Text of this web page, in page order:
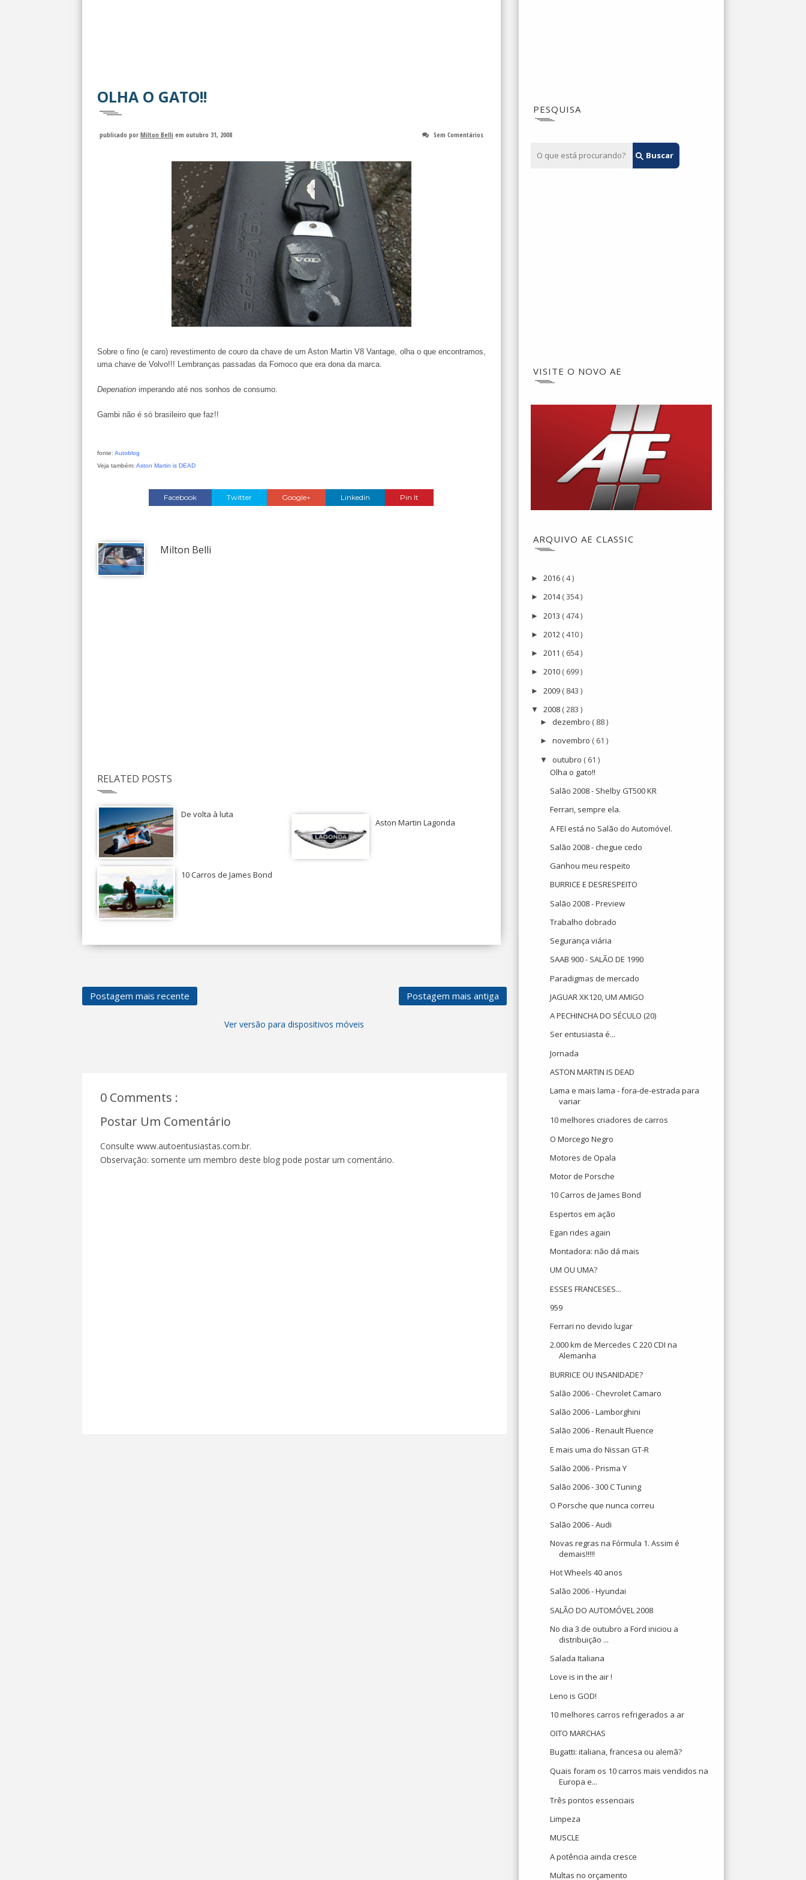
OLHA O GATO!!
publicado por Milton Belli em outubro 31, 2008 Sem Comentários
Sobre o fino (e caro) revestimento de couro da chave de um Aston Martin V8 Vantage, olha o que encontramos,
uma chave de Volvo!!! Lembranças passadas da Fomoco que era dona da marca.
Depenation imperando até nos sonhos de consumo.
Gambi não é só brasileiro que faz!!
fonte: Autoblog
Veja também: Aston Martin is DEAD
Facebook Twitter Google+ Linkedin Pin It
Milton Belli
RELATED POSTS
De volta à luta
Aston Martin Lagonda
10 Carros de James Bond
Postagem mais recente Postagem mais antiga
Ver versão para dispositivos móveis
0 Comments :
Postar Um Comentário
Consulte www.autoentusiastas.com.br.
Observação: somente um membro deste blog pode postar um comentário.
PESQUISA
VISITE O NOVO AE
ARQUIVO AE CLASSIC
► 2016 ( 4 )
► 2014( 354 )
► 2013 ( 474 )
► 2012 ( 410 )
► 2011 ( 654 )
► 2010 ( 699 )
► 2009 ( 843 )
▼ 2008 ( 283 )
► dezembro ( 88 )
►novembro ( 61 )
▼ outubro ( 61 )
Olha o gato!!
Salão 2008 - Shelby GT500 KR
Ferrari, sempre ela.
A FEI está no Salão do Automóvel.
Salão 2008 - chegue cedo
Ganhou meu respeito
BURRICE E DESRESPEITO
Salão 2008 - Preview
Trabalho dobrado
Segurança viária
SAAB 900 - SALÃO DE 1990
Paradigmas de mercado
JAGUAR XK120, UM AMIGO
A PECHINCHA DO SÉCULO (20)
Ser entusiasta é...
Jornada
ASTON MARTIN IS DEAD
Lama e mais lama - fora-de-estrada para
variar
10 melhores criadores de carros
O Morcego Negro
Motores de Opala
Motor de Porsche
10 Carros de James Bond
Espertos em ação
Egan rides again
Montadora: não dá mais
UM OU UMA?
ESSES FRANCESES...
959
Ferrari no devido lugar
2.000 km de Mercedes C 220 CDI na
Alemanha
BURRICE OU INSANIDADE?
Salão 2006 - Chevrolet Camaro
Salão 2006 - Lamborghini
Salão 2006 - Renault Fluence
E mais uma do Nissan GT-R
Salão 2006 - Prisma Y
Salão 2006 - 300 C Tuning
O Porsche que nunca correu
Salão 2006 - Audi
Novas regras na Fórmula 1. Assim é
demais!!!!!
Hot Wheels 40 anos
Salão 2006 - Hyundai
SALÃO DO AUTOMÓVEL 2008
No dia 3 de outubro a Ford iniciou a
distribuição ...
Salada Italiana
Love is in the air !
Leno is GOD!
10 melhores carros refrigerados a ar
OITO MARCHAS
Bugatti: italiana, francesa ou alemã?
Quais foram os 10 carros mais vendidos na
Europa e...
Três pontos essenciais
Limpeza
MUSCLE
A potência ainda cresce
Multas no orçamento